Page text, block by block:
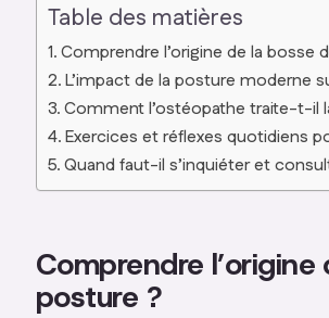
Table des matières
Comprendre l’origine de la bosse
L’impact de la posture moderne
Comment l’ostéopathe traite-t-il
Exercices et réflexes quotidiens
Quand faut-il s’inquiéter et
Comprendre
posture ?